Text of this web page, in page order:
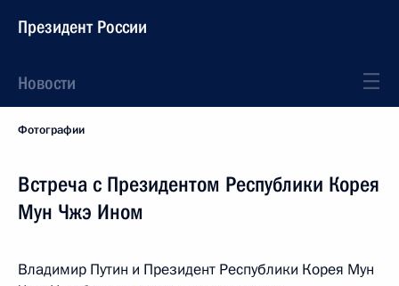
Президент России
Новости
Фотографии
Встреча с Президентом Республики Корея
Мун Чжэ Ином
Владимир Путин и Президент Республики Корея Мун